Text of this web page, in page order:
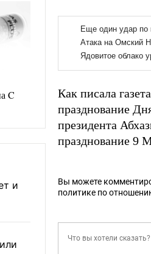
C
и
Как писала
празднование
президента
празднование 9
Вы можете
политике по